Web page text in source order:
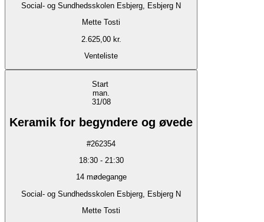
Social- og Sundhedsskolen Esbjerg, Esbjerg N
Mette Tosti
2.625,00 kr.
Venteliste
Start
man.
31/08
Keramik for begyndere og øvede
#262354
18:30- 21:30
14 mødegange
Social- og Sundhedsskolen Esbjerg, Esbjerg N
Mette Tosti